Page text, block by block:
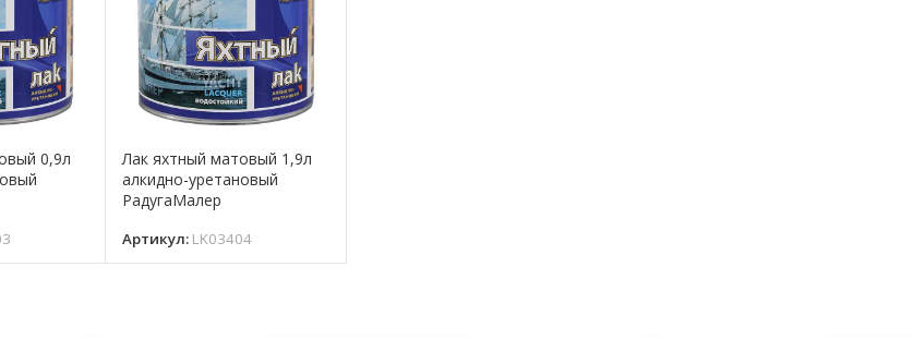
0,9л
Лак яхтный матовый 1,9л
алкидно-уретановый
РадугаМалер
Артикул: LK03404